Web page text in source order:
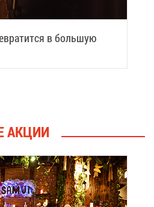
в боль­шую
АК­ЦИИ